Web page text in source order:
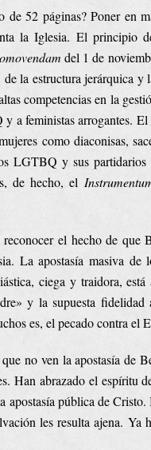
52 páginas? Poner en
la Iglesia. El principio
del 1 de
la estructura jerárquica
competencias en la
a feministas arrogantes.
como diaconisas,
LGTBQ y sus
de hecho, el
el hecho de que
La apostasía masiva
ciega y traidora,
y la supuesta
es, el pecado contra el
no ven la apostasía de
Han abrazado el
apostasía pública de
les resulta ajena. Ya